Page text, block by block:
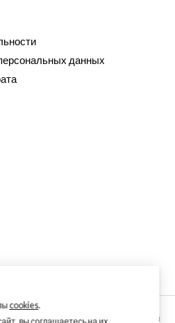
данных
- уникальная акварель ручной
cookies.